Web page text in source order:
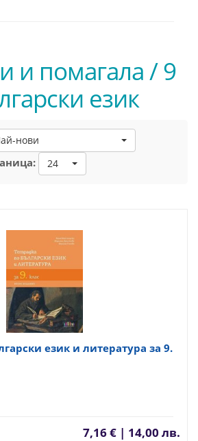
и помагала / 9
език
нови
24
език и литература за 9.
7,16 € | 14,00 лв.